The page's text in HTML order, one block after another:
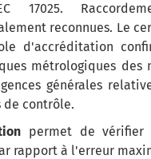
17025.
reconnues. Le
d'accréditation
métrologiques des
générales
de contrôle.
permet de vérifier
rapport à l'erreur